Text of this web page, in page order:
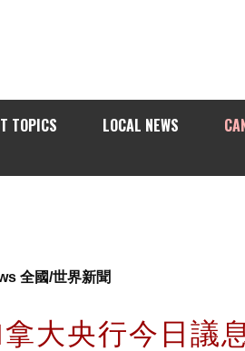
TOPICS LOCAL NEWS
全國/世界新聞
拿大央行今日議